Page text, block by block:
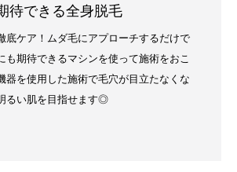
待できる全身脱毛
底ケア！ムダ毛にアプローチするだけで
も期待できるマシンを使って施術をおこ
器を使用した施術で毛穴が目立たなくな
るい肌を目指せます◎